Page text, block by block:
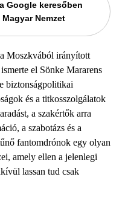
Google keresőben
Nemzet
Moszkvából irányított
el Sönke Mararens
biztonságpolitikai
és a titkosszolgálatok
a szakértők arra
a szabotázs és a
fantomdrónok egy olyan
amely ellen a jelenlegi
lassan tud csak